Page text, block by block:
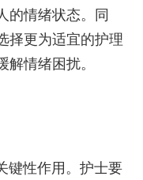
的情绪状态。同
择更为适宜的护理
情绪困扰。
键性作用。护士要